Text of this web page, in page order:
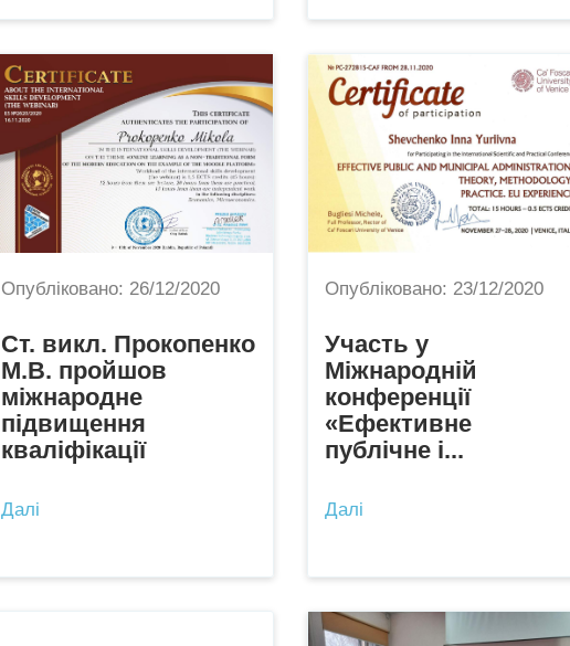
Опубліковано: 26/12/2020
Ст. викл. Прокопенко
М.В. пройшов
міжнародне
підвищення
кваліфікації
Далі
Опубліковано: 23/12/2020
Участь у
Міжнародній
конференції
«Ефективне
публічне і...
Далі